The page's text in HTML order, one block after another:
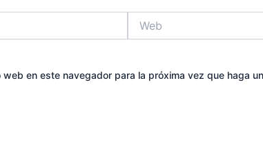
en este navegador para la próxima vez que haga un